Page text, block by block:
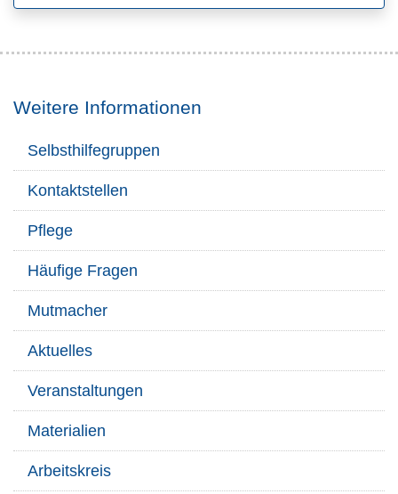
Weitere Informationen
Selbsthilfegruppen
Kontaktstellen
Pflege
Häufige Fragen
Mutmacher
Aktuelles
Veranstaltungen
Materialien
Arbeitskreis